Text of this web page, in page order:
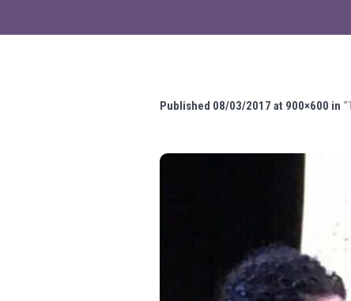
Published 08/03/2017 at 900×600 in